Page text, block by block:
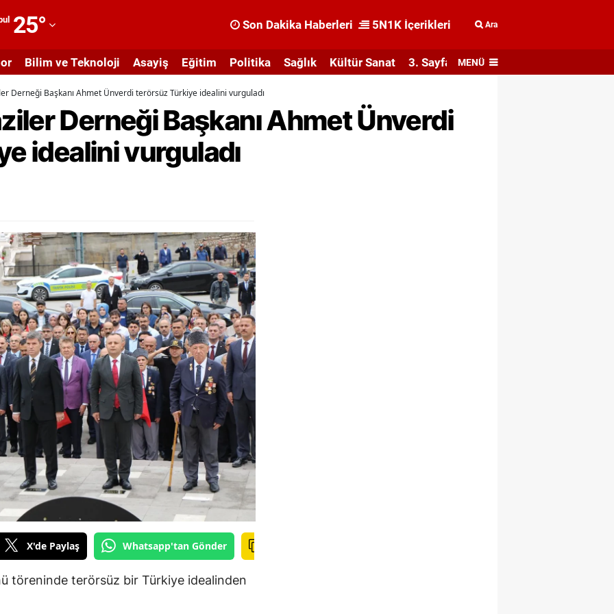
25° Son Dakika Haberleri 5N1K İçerikleri Ara
Bilim ve Teknoloji Asayiş Eğitim Politika Sağlık Kültür Sanat 3. Sayfa MENÜ
Derneği Başkanı Ahmet Ünverdi terörsüz Türkiye idealini vurguladı
Derneği Başkanı Ahmet Ünverdi
idealini vurguladı
X'de Paylaş Whatsapp'tan Gönder
töreninde terörsüz bir Türkiye idealinden